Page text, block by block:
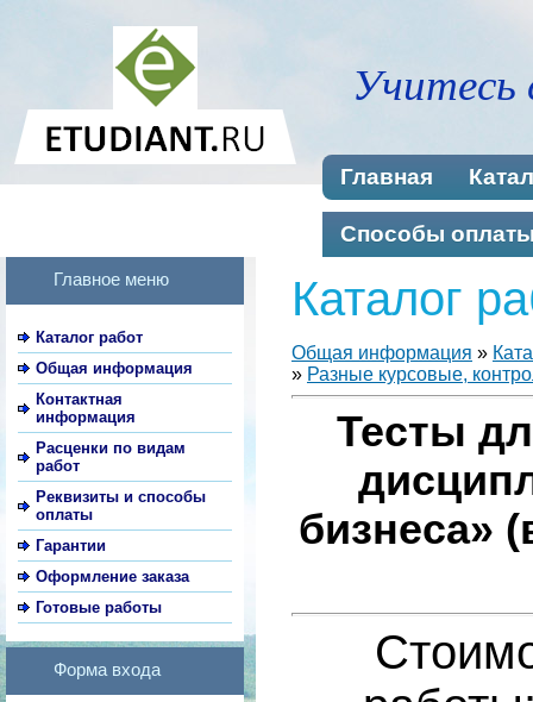
Учитесь
Главная
Способы
Главное меню
Каталог работ
Общая информация
Контактная
информация
Расценки по видам
работ
Реквизиты и способы
оплаты
Гарантии
Оформление заказа
Готовые работы
Форма входа
Каталог
Общая информация »
» Разные курсовые,
Тесты
бизнеса»